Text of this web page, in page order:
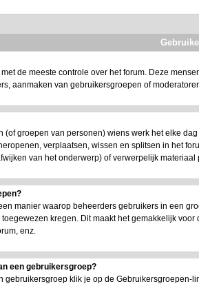
de meeste controle over het forum. Deze
aanmaken van gebruikersgroepen of
(of groepen van personen) wiens werk het elke
verplaatsen, wissen en splitsen in het
van het onderwerp) of verwerpelijk materiaal
manier waarop beheerders gebruikers in een
kregen. Dit maakt het gemakkelijk
enz.
een gebruikersgroep?
gebruikersgroep klik je op de